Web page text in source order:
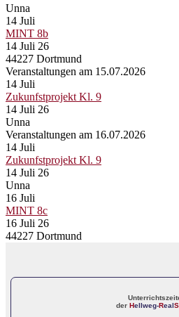
Unna
14 Juli
MINT 8b
14 Juli 26
44227 Dortmund
Veranstaltungen am 15.07.2026
14 Juli
Zukunfstprojekt Kl. 9
14 Juli 26
Unna
Veranstaltungen am 16.07.2026
14 Juli
Zukunfstprojekt Kl. 9
14 Juli 26
Unna
16 Juli
MINT 8c
16 Juli 26
44227 Dortmund
der Hellweg-RealS